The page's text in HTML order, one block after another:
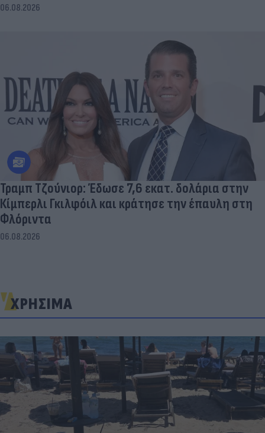
06.08.2026
Τραμπ Τζούνιορ: Έδωσε 7,6 εκατ. δολάρια στην
Κίμπερλι Γκιλφόιλ και κράτησε την έπαυλη στη
Φλόριντα
06.08.2026
ΧΡΗΣΙΜΑ